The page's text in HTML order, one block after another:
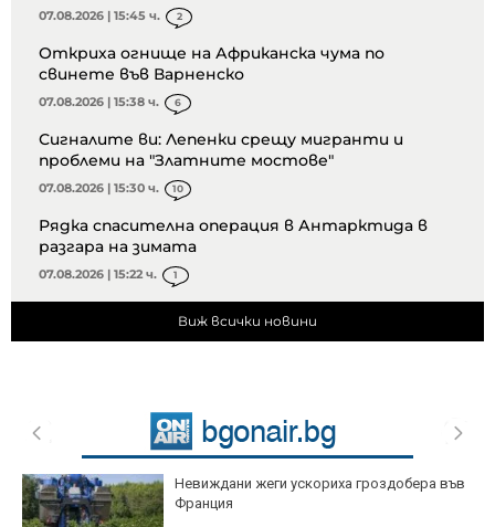
07.08.2026 | 15:45 ч. 2
Откриха огнище на Африканска чума по
свинете във Варненско
07.08.2026 | 15:38 ч. 6
Сигналите ви: Лепенки срещу мигранти и
проблеми на "Златните мостове"
07.08.2026 | 15:30 ч. 10
Рядка спасителна операция в Антарктида в
разгара на зимата
07.08.2026 | 15:22 ч. 1
Виж всички новини
Невиждани жеги ускориха гроздобера във
Франция